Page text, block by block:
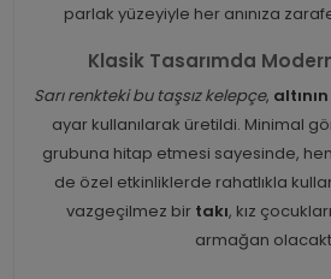
parlak yüzeyiyle her anınıza
Klasik Tasarımda
Sarı renkteki bu taşsız kelepçe, altının
ayar kullanılarak üretildi. Minimal
grubuna hitap etmesi sayesinde,
de özel etkinliklerde rahatlıkla
vazgeçilmez bir takı, kız
armağan